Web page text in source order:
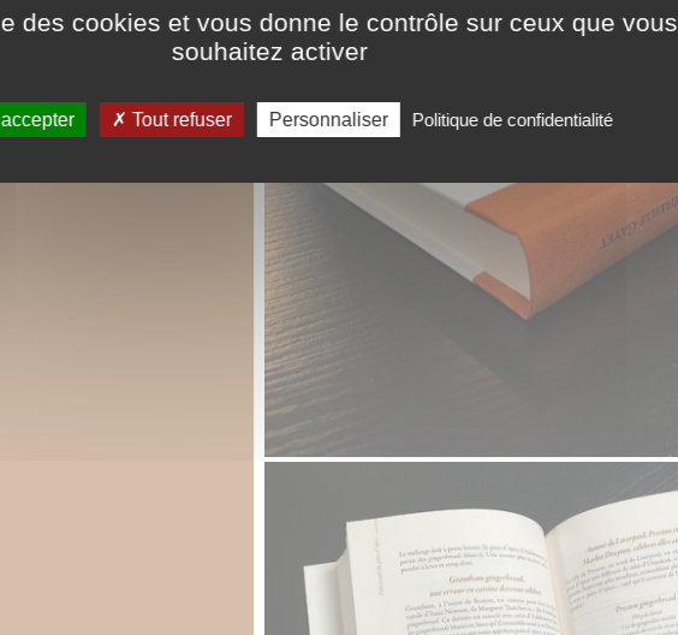
des cookies et vous donne le contrôle sur ceux que vous
souhaitez activer
Tout refuser Personnaliser Politique de confidentialité